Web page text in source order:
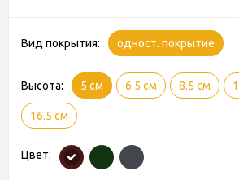
Вид покрытия: одност. покрытие
Высота: 5 см 6.5 см 8.5 см
16.5 см
Цвет: